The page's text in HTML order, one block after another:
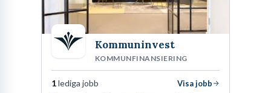
Kommuninvest
KOMMUNFINANSIERING
1lediga jobb
Visa jobb